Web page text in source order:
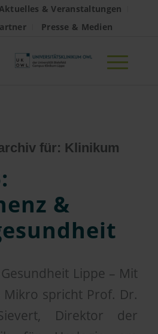
& Veranstaltungen
Presse & Medien
für: Klinikum
&
Lippe – Mit
Mikro spricht Prof. Dr.
Direktor der